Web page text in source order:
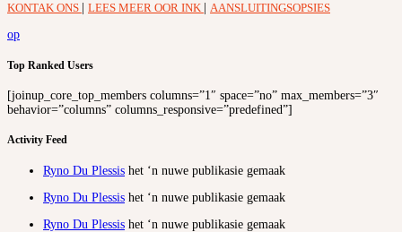
KONTAK ONS LEES MEER OOR INK
AANSLUITINGSOPSIES
op
Top Ranked Users
[joinup_core_top_members columns=”1″ space=”no” max_members=”3″
behavior=”columns” columns_responsive=”predefined”]
Activity Feed
Ryno Du Plessis het ‘n nuwe publikasie gemaak
Ryno Du Plessis het ‘n nuwe publikasie gemaak
Ryno Du Plessis het ‘n nuwe publikasie gemaak